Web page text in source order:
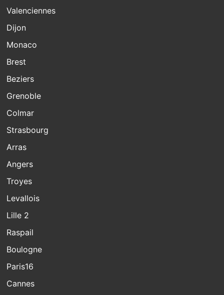
Valenciennes
Dijon
Monaco
Brest
Beziers
Grenoble
Colmar
Strasbourg
Arras
Angers
Troyes
Levallois
Lille 2
Raspail
Boulogne
Paris16
Cannes